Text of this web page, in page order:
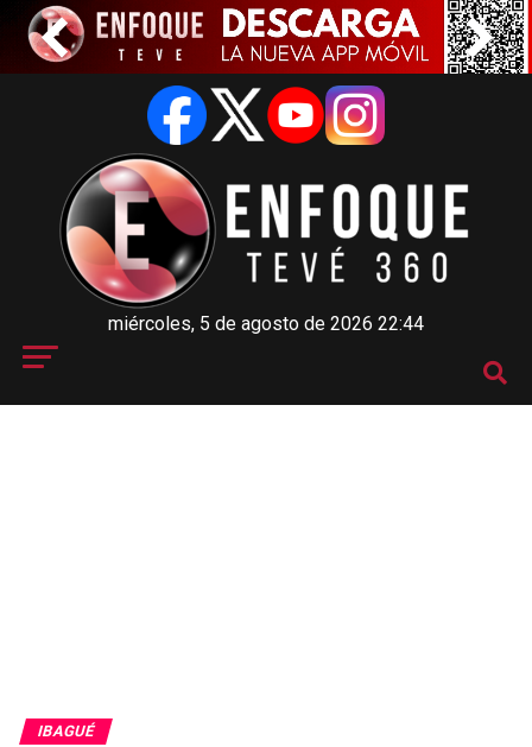
miércoles, 5 de agosto de 2026 22:44
IBAGUÉ